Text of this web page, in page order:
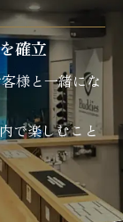
確立
様と一緒にな
で楽しむこと